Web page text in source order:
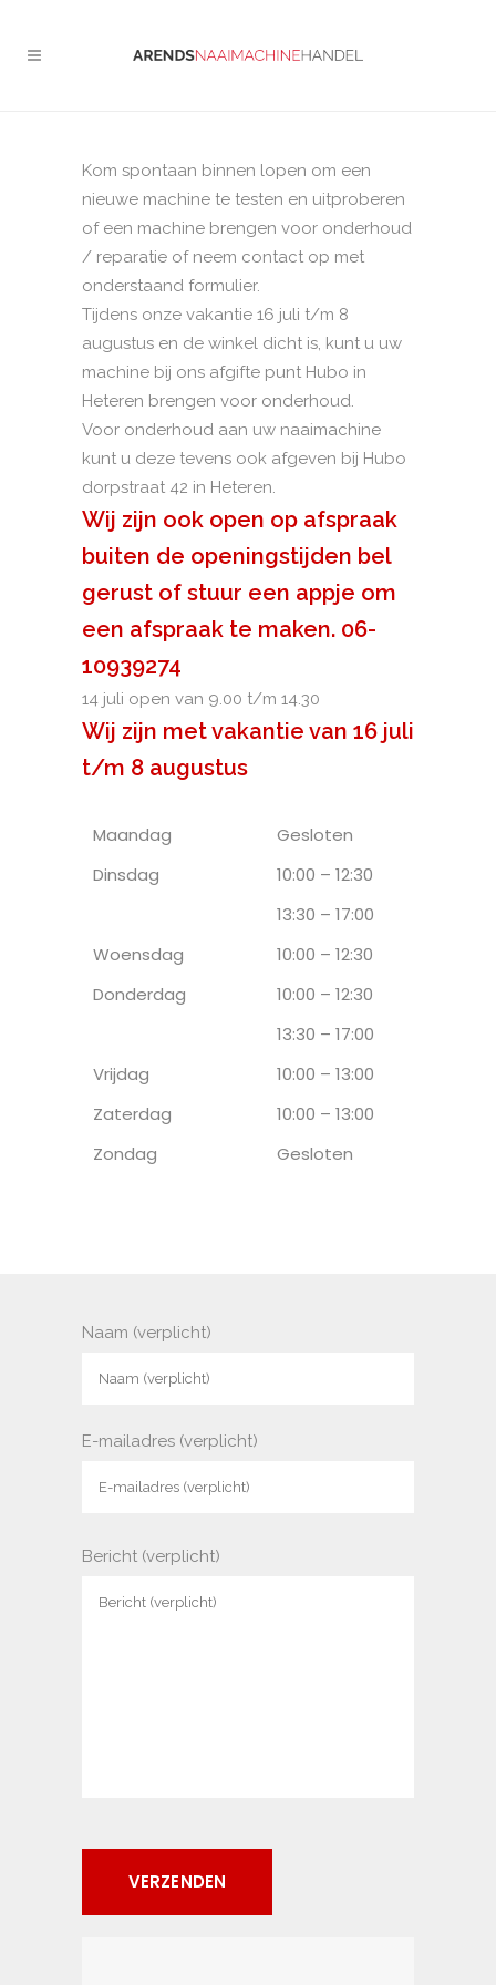
Kom spontaan binnen lopen om een
nieuwe machine te testen en uitproberen
of een machine brengen voor onderhoud
/ reparatie of neem contact op met
onderstaand formulier.
Tijdens onze vakantie 16 juli t/m 8
augustus en de winkel dicht is, kunt u uw
machine bij ons afgifte punt Hubo in
Heteren brengen voor onderhoud.
Voor onderhoud aan uw naaimachine
kunt u deze tevens ook afgeven bij Hubo
dorpstraat 42 in Heteren.
Wij zijn ook open op afspraak
buiten de openingstijden bel
gerust of stuur een appje om
een afspraak te maken. 06-
10939274
14 juli open van 9.00 t/m 14.30
Wij zijn met vakantie van 16 juli
t/m 8 augustus
Maandag
Gesloten
Dinsdag
10:00 – 12:30
13:30 – 17:00
Woensdag
10:00 – 12:30
Donderdag
10:00 – 12:30
13:30 – 17:00
Vrijdag
10:00 – 13:00
Zaterdag
10:00 – 13:00
Zondag
Gesloten
Naam (verplicht)
E-mailadres (verplicht)
Bericht (verplicht)